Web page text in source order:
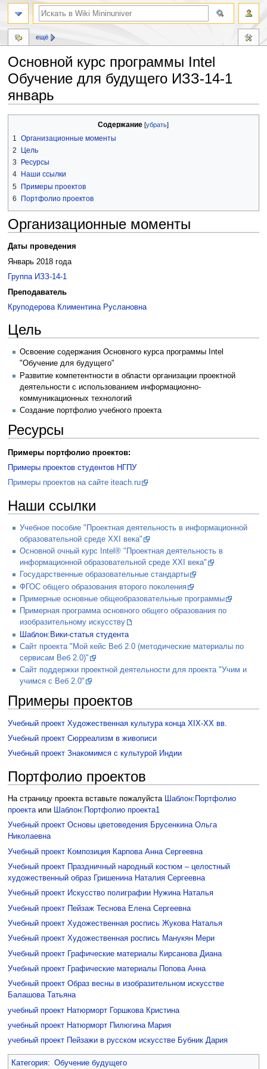
Основной курс программы Intel
Обучение для будущего ИЗЗ-14-1
январь
навигации
поиску
Содержание
1
Организационные моменты
2
Цель
3
Ресурсы
4
Наши ссылки
5 Примеры проектов
6
Портфолио проектов
Организационные моменты
Даты проведения
Январь 2018 года
Группа ИЗЗ-14-1
Преподаватель
Круподерова Климентина Руслановна
Цель
Освоение содержания Основного курса программы Intel
"Обучение для будущего"
Развитие компетентности в области организации проектной
деятельности с использованием информационно-
коммуникационных технологий
Создание портфолио учебного проекта
Ресурсы
Примеры портфолио проектов:
Примеры проектов студентов НГПУ
Примеры проектов на сайте iteach.ru
Наши ссылки
Учебное пособие "Проектная деятельность в информационной
образовательной среде XXI века"
Основной очный курс Intel® "Проектная деятельность в
информационной образовательной среде XXI века"
Государственные образовательные стандарты
ФГОС общего образования второго поколения
Примерные основные общеобразовательные программы
Примерная программа основного общего образования по
изобразительному искусству
Шаблон:Вики-статья студента
Сайт проекта "Мой кейс Веб 2.0 (методические материалы по
сервисам Веб 2.0)"
Сайт поддержки проектной деятельности для проекта "Учим и
учимся с Веб 2.0"
Примеры проектов
Учебный проект Художественная культура конца XIX-XX вв.
Учебный проект Сюрреализм в живописи
Учебный проект Знакомимся с культурой Индии
Портфолио проектов
На страницу проекта вставьте пожалуйста Шаблон:Портфолио
проектаили Шаблон:Портфолио проекта1
Учебный проект Основы цветоведения Брусенкина Ольга
Николаевна
Учебный проект Композиция Карпова Анна Сергеевна
Учебный проект Праздничный народный костюм – целостный
художественный образ
Гришенина Наталия Сергеевна
Учебный проект Искусство полиграфии Нужина Наталья
Учебный проект Пейзаж Теснова Елена Сергеевна
Учебный проект Художественная роспись Жукова Наталья
Учебный проект Художественная роспись Манукян Мери
Учебный проект Графические материалы Кирсанова Диана
Учебный проект Графические материалы
Попова Анна
Учебный проект Образ весны в изобразительном искусстве
Балашова Татьяна
учебный проект Натюрморт Горшкова Кристина
учебный проект Натюрморт
Пилюгина Мария
учебный проект Пейзажи в русском искусстве Бубник Дария
Категория: Обучение будущего
ещё